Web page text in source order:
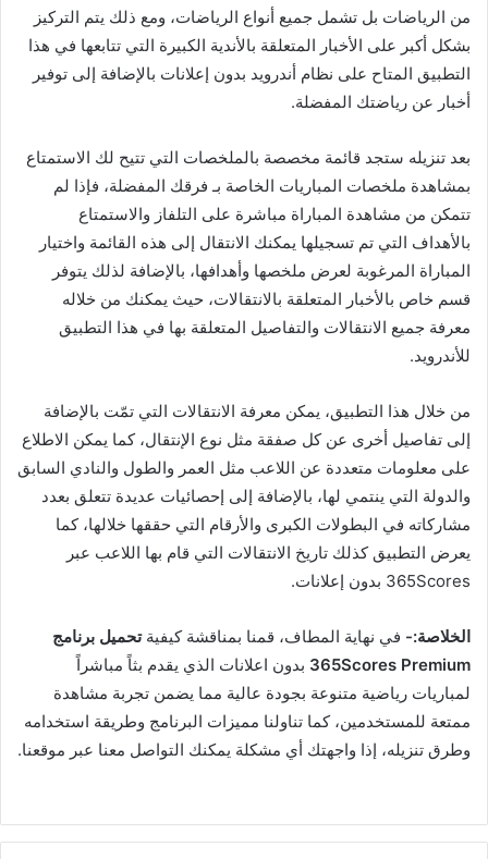
من الرياضات بل تشمل جميع أنواع الرياضات، ومع ذلك يتم التركيز
بشكل أكبر على الأخبار المتعلقة بالأندية الكبيرة التي تتابعها في هذا
التطبيق المتاح على نظام أندرويد بدون إعلانات بالإضافة إلى توفير
أخبار عن رياضتك المفضلة.
بعد تنزيله ستجد قائمة مخصصة بالملخصات التي تتيح لك الاستمتاع
بمشاهدة ملخصات المباريات الخاصة بـ فرقك المفضلة، فإذا لم
تتمكن من مشاهدة المباراة مباشرة على التلفاز والاستمتاع
بالأهداف التي تم تسجيلها يمكنك الانتقال إلى هذه القائمة واختيار
المباراة المرغوبة لعرض ملخصها وأهدافها، بالإضافة لذلك يتوفر
قسم خاص بالأخبار المتعلقة بالانتقالات، حيث يمكنك من خلاله
معرفة جميع الانتقالات والتفاصيل المتعلقة بها في هذا التطبيق
للأندرويد.
من خلال هذا التطبيق، يمكن معرفة الانتقالات التي تمّت بالإضافة
إلى تفاصيل أخرى عن كل صفقة مثل نوع الإنتقال، كما يمكن الاطلاع
على معلومات متعددة عن اللاعب مثل العمر والطول والنادي السابق
والدولة التي ينتمي لها، بالإضافة إلى إحصائيات عديدة تتعلق بعدد
مشاركاته في البطولات الكبرى والأرقام التي حققها خلالها، كما
يعرض التطبيق كذلك تاريخ الانتقالات التي قام بها اللاعب عبر
365Scores بدون إعلانات.
الخلاصة:- في نهاية المطاف، قمنا بمناقشة كيفيةتحميل برنامج
365Scores Premium بدون اعلانات الذي يقدم بثاً مباشراً
لمباريات رياضية متنوعة بجودة عالية مما يضمن تجربة مشاهدة
ممتعة للمستخدمين، كما تناولنا مميزات البرنامج وطريقة استخدامه
وطرق تنزيله، إذا واجهتك أي مشكلة يمكنك التواصل معنا عبر موقعنا.